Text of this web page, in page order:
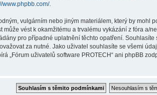
www.phpbb.com/.
vulgárním nebo jiným materiálem, který by mohl
vést k okamžitému a trvalému vykázání z fóra
pro případné uplatnění těchto opatření.
za nutné. Jako uživatel souhlasíte se všemi
„Fórum uživatelů software PROTECH“ ani phpBB